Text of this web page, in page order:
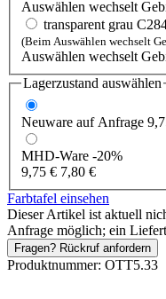
Auswählen wechselt
transparent grau
(Beim Auswählen wechselt
Auswählen wechselt
Lagerzustand auswählen
Neuware auf Anfrage
MHD-Ware -20%
9,75 € 7,80 €
Farbtafel einsehen
Dieser Artikel ist aktuell
Anfrage möglich; ein
Fragen? Rückruf anfordern
Produktnummer: OTT5.33